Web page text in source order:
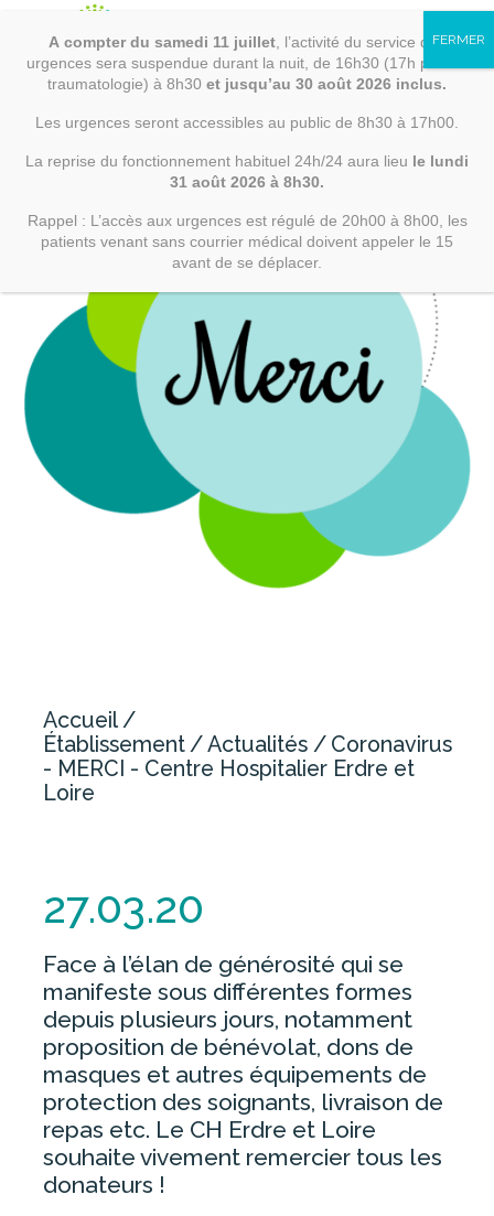
content
02 40 09 44 00
contact@ch-RECHERCHER
ÉTABLISSEMENT
PRÉSENTATION
DÉMARCHE QUALITÉ ET
CERTIFICATIONS
PARTENAIRES
CHIFFRES CLÉS
ACTUALITÉS
RECRUTEMENT
INFORMATIONS LÉGALES
NOUS CONTACTER
MATERNITÉ
IMAGERIE
MÉDECINE
RÉADAPTATION
URGENCES
ESPACE PATIENT
CONSULTATIONS – PRENDRE UN
RENDEZ-VOUS
FORMALITÉS ADMINISTRATIVES
HOSPITALISATION
Accueil
Établissement
Actualités
Coronavirus
- MERCI - Centre Hospitalier Erdre et
Loire
27.03.20
Face à l’élan de générosité qui se
manifeste sous différentes formes
depuis plusieurs jours, notamment
proposition de bénévolat, dons de
masques et autres équipements de
protection des soignants, livraison de
repas etc. Le CH Erdre et Loire
souhaite vivement remercier tous les
donateurs !
A compter du samedi 11 juillet , l’activité du service des
urgences sera suspendue durant la nuit, de 16h30 (17h pour la
traumatologie) à 8h30 et jusqu’au 30 août 2026 inclus.
Les urgences seront accessibles au public de 8h30 à 17h00.
La reprise du fonctionnement habituel 24h/24 aura lieu le lundi
31 août 2026 à 8h30.
Rappel : L’accès aux urgences est régulé de 20h00 à 8h00, les
patients venant sans courrier médical doivent appeler le 15
avant de se déplacer.